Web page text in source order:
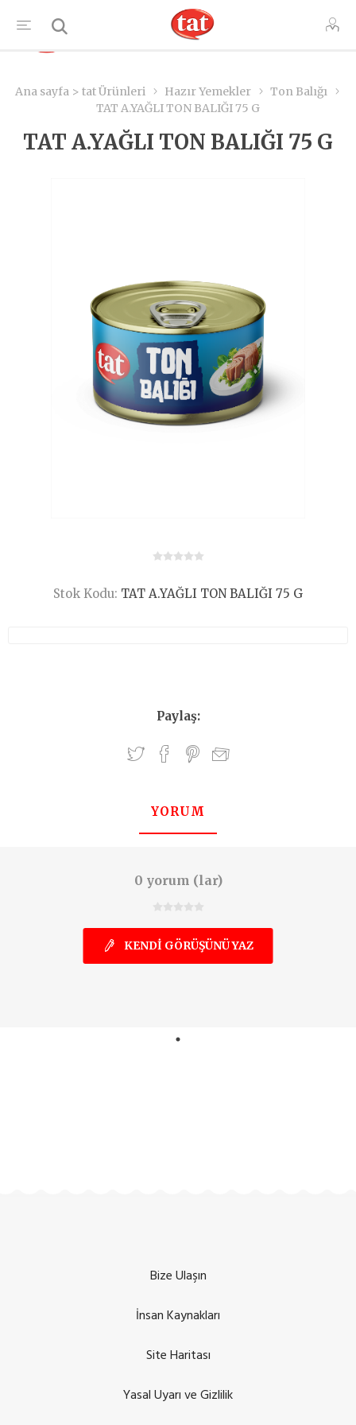
Ana sayfa > tat Ürünleri Hazır Yemekler
Ton Balığı
TAT A.YAĞLI TON BALIĞI 75 G
TAT A.YAĞLI TON BALIĞI 75 G
Stok Kodu: TAT A.YAĞLI TON BALIĞI 75 G
Paylaş:
YORUM
0 yorum (lar)
KENDI GÖRÜŞÜNÜ YAZ
Bize Ulaşın
İnsan Kaynakları
Site Haritası
Yasal Uyarı ve Gizlilik